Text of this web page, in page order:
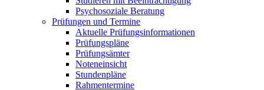
Psychosoziale Beratung
Prüfungen und Termine
Aktuelle Prüfungsinformationen
Prüfungspläne
Prüfungsämter
Noteneinsicht
Stundenpläne
Rahmentermine